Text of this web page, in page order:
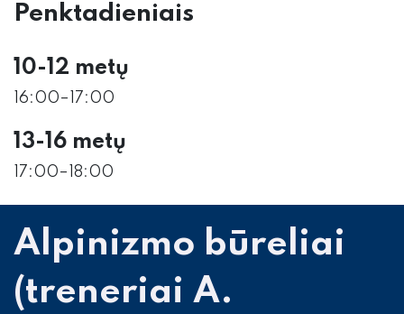
Penktadieniais
10-12 metų
16:00–17:00
13-16 metų
17:00–18:00
Alpinizmo būreliai
(treneriai A.